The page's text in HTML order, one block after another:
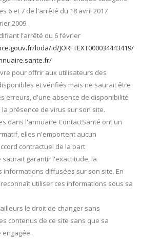
6 et 7 de l'arrêté du 18 avril 2017
2009.
l'arrêté du 6 février
loda/id/JORFTEXT000034443419/
pour offrir aux utilisateurs des
et vérifiés mais ne saurait être
erreurs, d'une absence de disponibilité
présence de virus sur son site.
dans l'annuaire ContactSanté ont un
elles n'emportent aucun
contractuel de la part
garantir l'exactitude, la
informations diffusées sur son site. En
utiliser ces informations sous sa
le droit de changer sans
contenus de ce site sans que sa